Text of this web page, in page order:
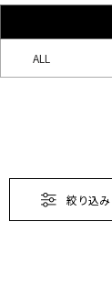
ALL
絞り込み